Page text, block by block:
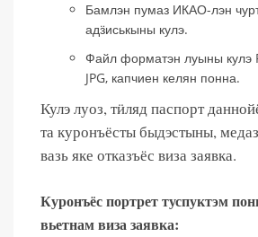
Бамлэн пумаз ИКАО-лэн
адӟиськыны кулэ.
Файл форматэн луыны кулэ
JPG, капчиен келян понна.
Кулэ луоз, тӥляд паспорт
та куронъёсты быдэстыны,
вазь яке отказъёс виза заявка.
Куронъёс портрет туспуктэм
вьетнам виза заявка: